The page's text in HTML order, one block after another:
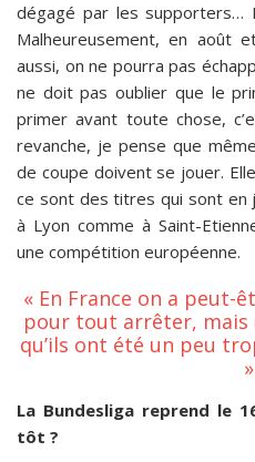
dégagé par les supporters…
Malheureusement, en août
aussi, on ne pourra pas
ne doit pas oublier que le
primer avant toute chose,
revanche, je pense que
de coupe doivent se jouer.
ce sont des titres qui sont
à Lyon comme à Saint-
une compétition européenne.
« En France on a
pour tout arrêter, mais
qu’ils ont été un peu
»
La Bundesliga reprend le
tôt ?